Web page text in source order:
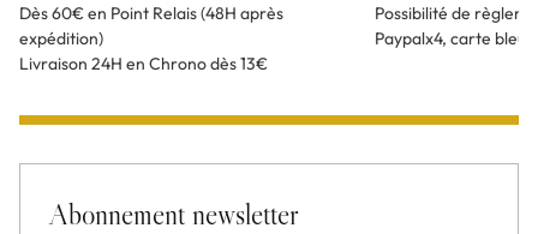
Dès 60€ en Point Relais (48H après
expédition)
Livraison 24H en Chrono dès 13€
Possibilité de
Paypalx4, carte
Abonnement newsletter